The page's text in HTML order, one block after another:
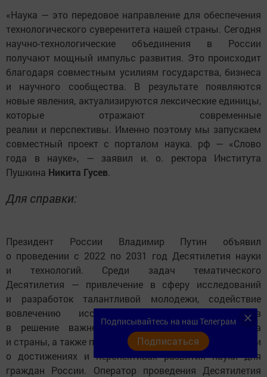
«Наука — это передовое направление для обеспечения
технологического суверенитета нашей страны. Сегодня
научно-технологические объединения в России
получают мощный импульс развития. Это происходит
благодаря совместным усилиям государства, бизнеса
и научного сообщества. В результате появляются
новые явления, актуализируются лексические единицы,
которые отражают современные
реалии и перспективы. Именно поэтому мы запускаем
совместный проект с порталом наука. рф — «Слово
года в науке», — заявил и. о. ректора Института
Пушкина Никита Гусев.
Для справки:
Президент России Владимир Путин объявил
о проведении с 2022 по 2031 год Десятилетия науки
и технологий. Среди задач тематического
Десятилетия — привлечение в сферу исследований
и разработок талантливой молодежи, содействие
вовлечению исследователей и разработчиков
в решение важнейших задач развития общества
и страны, а также повышение доступности информации
о достижениях и перспективах развития науки для
граждан России. Оператор проведения Десятилетия
Подписывайтесь на наш Телеграм
Подписаться